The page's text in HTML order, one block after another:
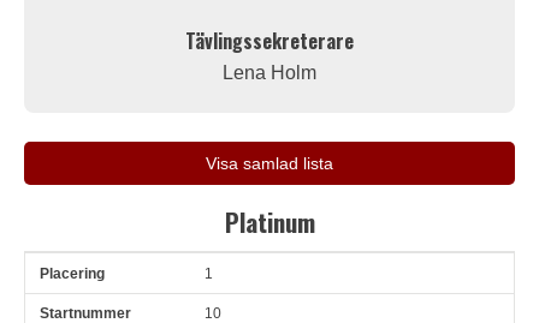
Tävlingssekreterare
Lena Holm
Visa samlad lista
Platinum
Pl Snr 1
10